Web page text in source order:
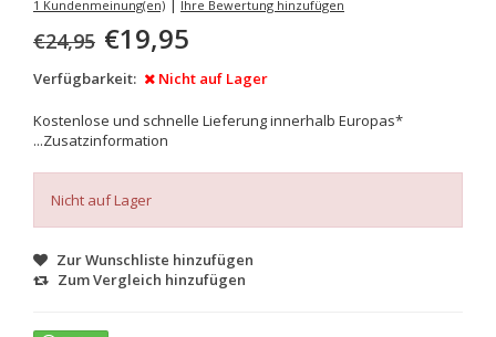
1 Kundenmeinung(en) | Ihre Bewertung hinzufügen
€24,95 €19,95
Verfügbarkeit: Nicht auf Lager
Kostenlose und schnelle Lieferung innerhalb Europas*
...Zusatzinformation
Nicht auf Lager
Zur Wunschliste hinzufügen
Zum Vergleich hinzufügen